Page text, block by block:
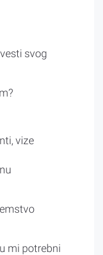
svog
vize
mi potrebni